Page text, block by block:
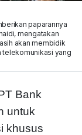
paparannya
mengatakan
akan membidik
telekomunikasi yang
Bank
untuk
khusus